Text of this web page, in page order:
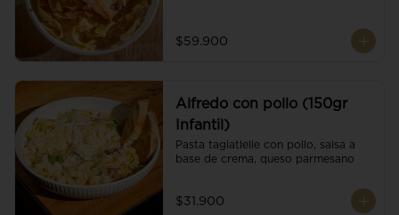
$59.900
Alfredo con pollo (150gr
Infantil)
Pasta tagiatlelle con pollo, salsa a
base de crema, queso parmesano
$31.900